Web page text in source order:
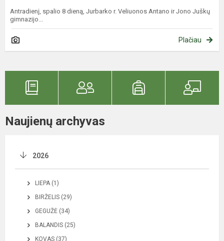
Antradienį, spalio 8 dieną, Jurbarko r. Veliuonos Antano ir Jono Juškų
gimnazijo...
Plačiau
Naujienų archyvas
2026
LIEPA (1)
BIRŽELIS (29)
GEGUŽĖ (34)
BALANDIS (25)
KOVAS (37)